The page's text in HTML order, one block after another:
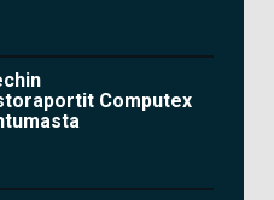
Computex